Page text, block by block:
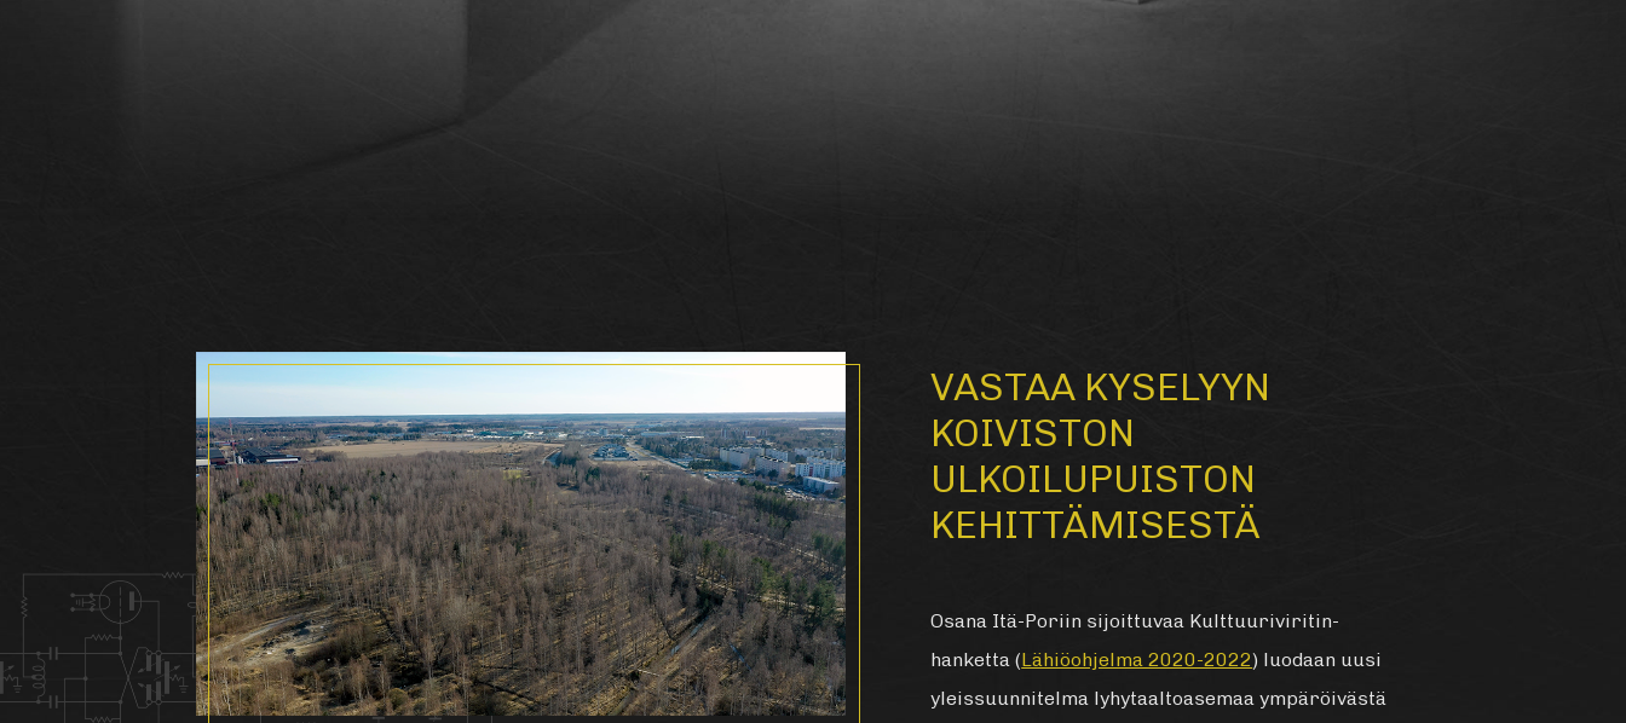
VASTAA KYSELYYN
KOIVISTON
ULKOILUPUISTON
KEHITTÄMISESTÄ
Osana Itä-Poriin sijoittuvaa Kulttuuriviritin-
hanketta (Lähiöohjelma 2020-2022) luodaan uusi
yleissuunnitelma lyhytaaltoasemaa ympäröivästä